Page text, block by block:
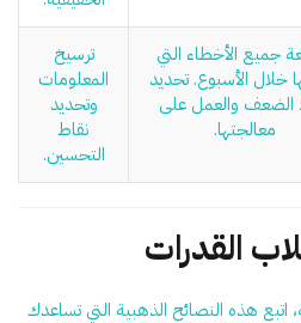
جميع الأخطاء التي
خلال الأسبوع. تحديد
الضعف والعمل على
معالجتها.
ترسيخ
المعلومات
وتحديد
نقاط
التحسين.
القدرات
هذه النصائح الذهبية التي تساعدك